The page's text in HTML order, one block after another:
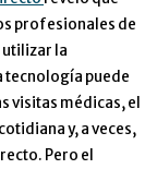
profesionales de
utilizar la
tecnología puede
visitas médicas, el
y, a veces,
Pero el